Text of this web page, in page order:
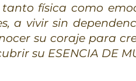
física como
a vivir sin
su coraje para
su ESENCIA DE